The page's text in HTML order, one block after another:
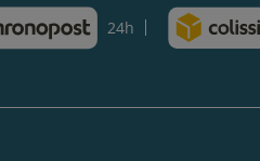
24h